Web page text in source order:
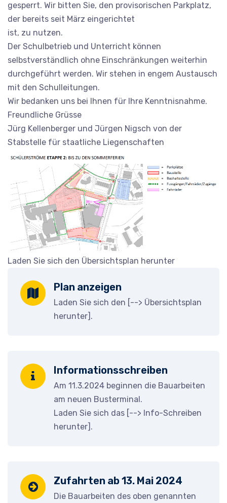
gesperrt. Wir bitten Sie, den provisorischen Parkplatz,
der bereits seit März eingerichtet
ist, zu nutzen.
Der Schulbetrieb und Unterricht können
selbstverständlich ohne Einschränkungen weiterhin
durchgeführt werden. Wir stehen in engem Austausch
mit den Schulleitungen.
Wir bedanken uns bei Ihnen für Ihre Kenntnisnahme.
Freundliche Grüsse
Jürg Kellenberger und Jürgen Nigsch von der
Stabstelle für staatliche Liegenschaften
Laden Sie sich den Übersichtsplan herunter
Plan anzeigen
Laden Sie sich den [--> Übersichtsplan
herunter].
Informationsschreiben
Am 11.3.2024 beginnen die Bauarbeiten
am neuen Busterminal.
Laden Sie sich das [--> Info-Schreiben
herunter].
Zufahrten ab 13. Mai 2024
Die Bauarbeiten des oben genannten